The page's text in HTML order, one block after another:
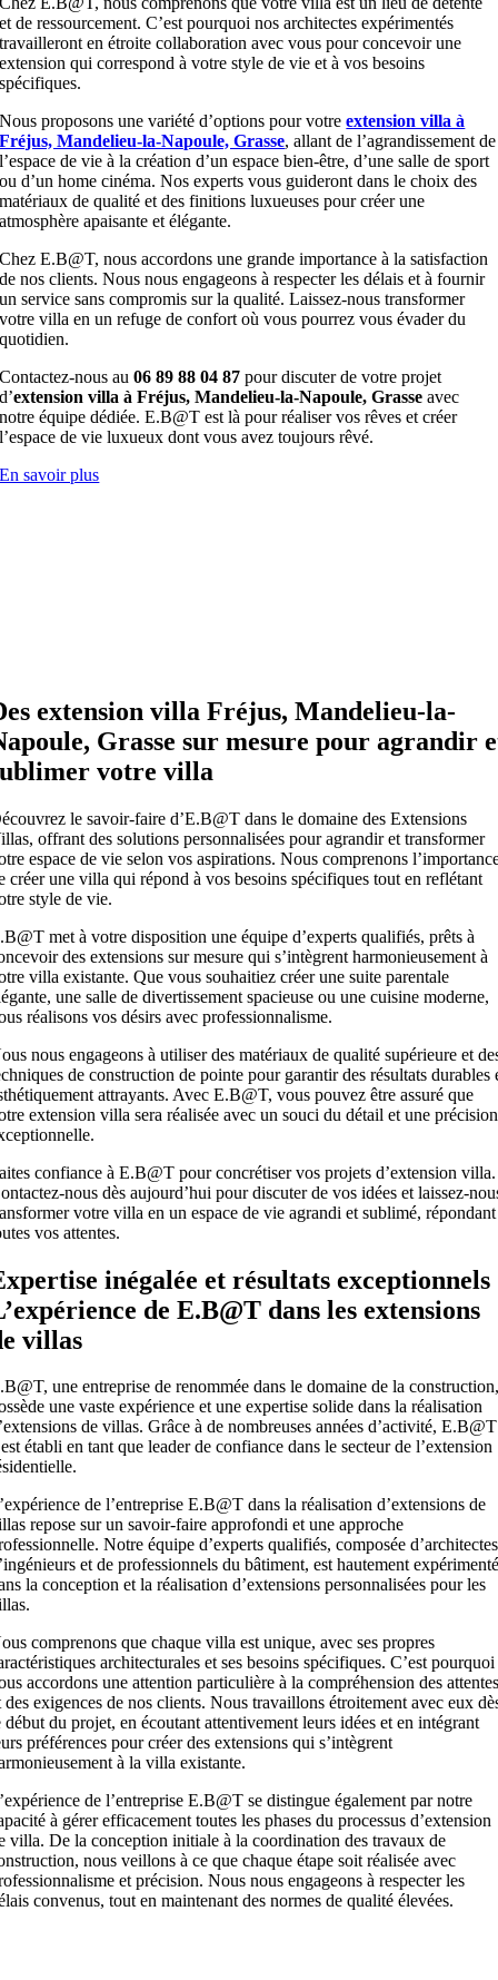
et de ressourcement. C’est pourquoi nos architectes expérimentés
travailleront en étroite collaboration avec vous pour concevoir une
extension qui correspond à votre style de vie et à vos besoins
spécifiques.
Nous proposons une variété d’options pour votreextension villa à
Fréjus, Mandelieu-la-Napoule, Grasse, allant de l’agrandissement de
l’espace de vie à la création d’un espace bien-être, d’une salle de sport
ou d’un home cinéma. Nos experts vous guideront dans le choix des
matériaux de qualité et des finitions luxueuses pour créer une
atmosphère apaisante et élégante.
Chez E.B@T, nous accordons une grande importance à la satisfaction
de nos clients. Nous nous engageons à respecter les délais et à fournir
un service sans compromis sur la qualité. Laissez-nous transformer
votre villa en un refuge de confort où vous pourrez vous évader du
quotidien.
Contactez-nous au06 89 88 04 87 pour discuter de votre projet
d’extension villa à Fréjus, Mandelieu-la-Napoule, Grasse avec
notre équipe dédiée. E.B@T est là pour réaliser vos rêves et créer
l’espace de vie luxueux dont vous avez toujours rêvé.
En savoir plus
extension villa Fréjus, Mandelieu-la-
Grasse sur mesure pour agrandir
votre villa
le savoir-faire d’E.B@T dans le domaine des Extensions
offrant des solutions personnalisées pour agrandir et transformer
espace de vie selon vos aspirations. Nous comprenons
créer une villa qui répond à vos besoins spécifiques tout en reflétant
style de vie.
met à votre disposition une équipe d’experts qualifiés, prêts à
des extensions sur mesure qui s’intègrent harmonieusement à
villa existante. Que vous souhaitiez créer une suite parentale
une salle de divertissement spacieuse ou une cuisine moderne,
réalisons vos désirs avec professionnalisme.
nous engageons à utiliser des matériaux de qualité supérieure et
de construction de pointe pour garantir des résultats durables
attrayants. Avec E.B@T, vous pouvez être assuré que
extension villa sera réalisée avec un souci du détail et une précision
confiance à E.B@T pour concrétiser vos projets d’extension villa.
nous dès aujourd’hui pour discuter de vos idées et laissez-
votre villa en un espace de vie agrandi et sublimé,
vos attentes.
inégalée et résultats exceptionnels
de E.B@T dans les extensions
villas
une entreprise de renommée dans le domaine de la
une vaste expérience et une expertise solide dans la réalisation
de villas. Grâce à de nombreuses années d’activité, E.B@T
établi en tant que leader de confiance dans le secteur de l’extension
de l’entreprise E.B@T dans la réalisation d’extensions de
repose sur un savoir-faire approfondi et une approche
Notre équipe d’experts qualifiés, composée
et de professionnels du bâtiment, est hautement
la conception et la réalisation d’extensions personnalisées pour les
comprenons que chaque villa est unique, avec ses propres
architecturales et ses besoins spécifiques. C’est pourquoi
accordons une attention particulière à la compréhension des
des exigences de nos clients. Nous travaillons étroitement avec eux
début du projet, en écoutant attentivement leurs idées et en intégrant
préférences pour créer des extensions qui s’intègrent
à la villa existante.
de l’entreprise E.B@T se distingue également par notre
à gérer efficacement toutes les phases du processus d’extension
villa. De la conception initiale à la coordination des travaux de
nous veillons à ce que chaque étape soit réalisée avec
et précision. Nous nous engageons à respecter les
convenus, tout en maintenant des normes de qualité élevées.